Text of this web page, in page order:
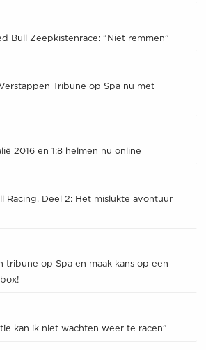
Bull Zeepkistenrace: “Niet remmen”
Tribune op Spa nu met
2016 en 1:8 helmen nu online
Racing. Deel 2: Het mislukte avontuur
tribune op Spa en maak kans op een
kan ik niet wachten weer te racen”